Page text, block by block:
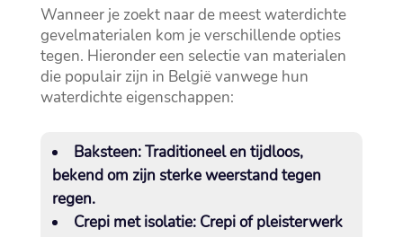
Wanneer je zoekt naar de meest waterdichte
gevelmaterialen kom je verschillende opties
tegen.​ Hieronder een selectie van materialen
die populair zijn in België vanwege hun
waterdichte eigenschappen:
Baksteen:Traditioneel en tijdloos,
bekend om zijn sterke weerstand tegen
regen.​
Crepi met isolatie:Crepi of pleisterwerk